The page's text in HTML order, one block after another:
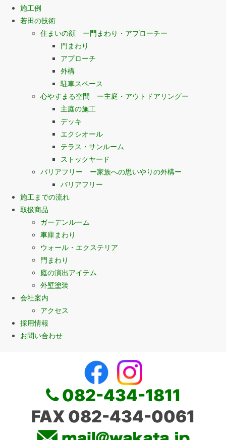
施工例
若田の技術
住まいの顔 ー門まわり・アプローチー
門まわり
アプローチ
外構
駐車スペース
心やすまる空間 ー主庭・アウトドアリングー
主庭の施工
デッキ
エクシオール
テラス・サンルーム
ストックヤード
バリアフリー ー家族への思いやりの外構ー
バリアフリー
施工までの流れ
取扱商品
ガーデンルーム
車庫まわり
ウォール・エクステリア
門まわり
庭の演出アイテム
外壁塗装
会社案内
アクセス
採用情報
お問い合わせ
082-434-1811
FAX 082-434-0061